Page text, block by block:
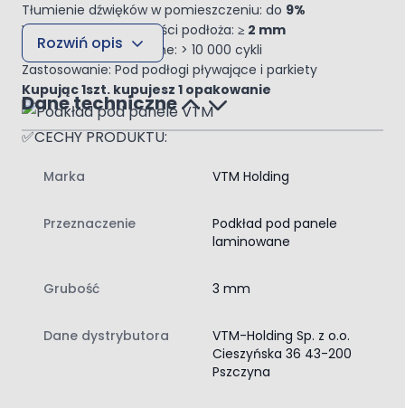
Tłumienie dźwięków w pomieszczeniu: do 9%
Wyrównanie nierówności podłoża: ≥ 2 mm
Obciążenie dynamiczne: > 10 000 cykli
Zastosowanie: Pod podłogi pływające i parkiety
Kupując 1szt. kupujesz 1 opakowanie
✅CECHY PRODUKTU:
kroków, wysoką zdolność pochłaniania dźwięków.
pomieszczeniu o 18 dB, co może być korzystne, jeśli
chcesz zminimalizować hałas w domu.
zawilgocenia paneli laminowanych, co z kolei może
2 mm, co może być korzystne, jeśli Twoje podłoże ma
Rozwiń opis
Dane techniczne
Marka VTM Holding
Przeznaczenie
Podkład pod panele
laminowane
Grubość 3 mm
Dane dystrybutora
VTM-Holding Sp. z o.o.
Cieszyńska 36 43-200
Pszczyna